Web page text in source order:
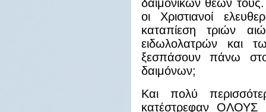
δαιμονικών θεών
οι Χριστιανοί
καταπίεση τριών
ειδωλολατρών και
ξεσπάσουν πάνω
δαιμόνων;
Και πολύ
κατέστρεφαν ΟΛΟΥΣ